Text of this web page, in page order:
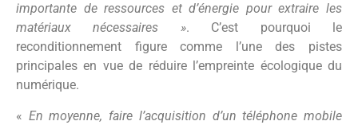
importante de ressources et d’énergie pour extraire les
matériaux nécessaires ».
C’est pourquoi le
reconditionnement figure comme l’une des pistes
principales en vue de réduire l’empreinte écologique du
numérique.
« En moyenne, faire l’acquisition d’un téléphone mobile